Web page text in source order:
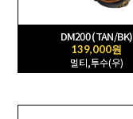
DM200 (TAN/BK)
139,000원
멀티,투수(우)